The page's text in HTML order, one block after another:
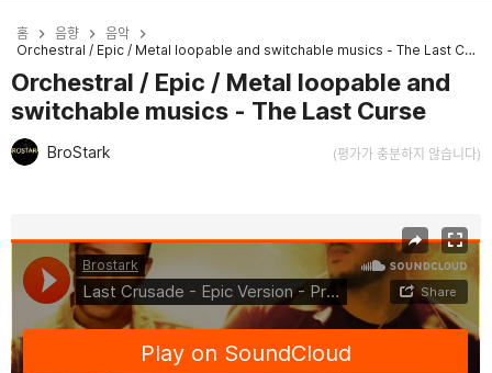
홈 음향
음악
Orchestral / Epic / Metal loopable and switchable musics - The Last Curse
Orchestral / Epic / Metal loopable and
switchable musics - The Last Curse
BroStark (평가가 충분하지 않습니다)